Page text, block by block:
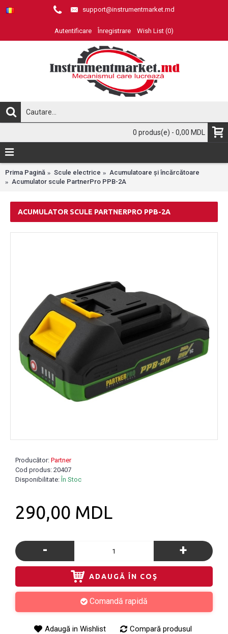
support@instrumentmarket.md
Autentificare Înregistrare Wish List (0)
0 produs(e) - 0,00 MDL
Prima Pagină Scule electrice
Acumulatoare și încărcătoare
Acumulator scule PartnerPro PPB-2A
ACUMULATOR SCULE PARTNERPRO PPB-2A
Producător: Partner
Cod produs: 20407
Disponibilitate: În Stoc
290,00 MDL
- +
ADAUGĂ ÎN COŞ
Comandă rapidă
Adaugă in Wishlist Compară produsul